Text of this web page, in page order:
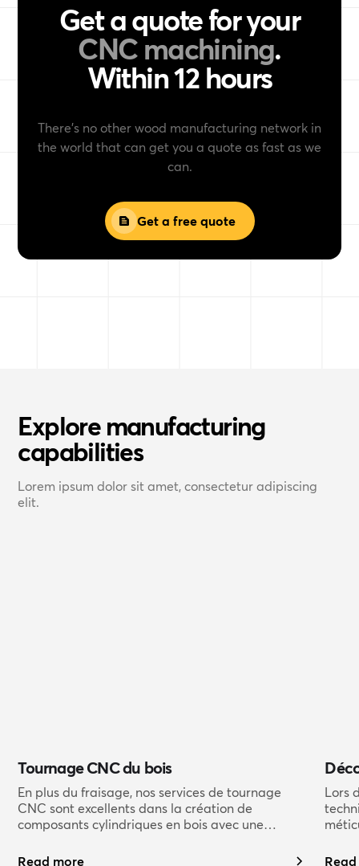
Get a quote for your
CNC machining.
Within 12 hours
There’s no other wood manufacturing network in
the world that can get you a quote as fast as we
can.
Get a free quote
Explore manufacturing
capabilities
Lorem ipsum dolor sit amet, consectetur adipiscing
elit.
Tournage CNC du bois
En plus du fraisage, nos services de tournage
CNC sont excellents dans la création de
composants cylindriques en bois avec une
tournage offrent polyvalence et des finitions de
Read more
Lors